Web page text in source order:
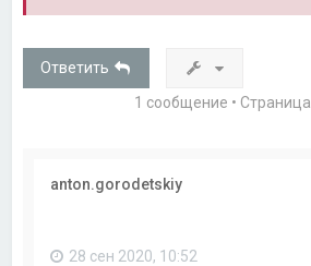
Ответить
1 сообщение • Страница
anton.gorodetskiy
28 сен 2020, 10:52